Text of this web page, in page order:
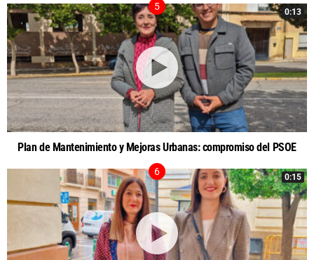
0:13
Plan de Mantenimiento y Mejoras Urbanas: compromiso del PSOE
0:15